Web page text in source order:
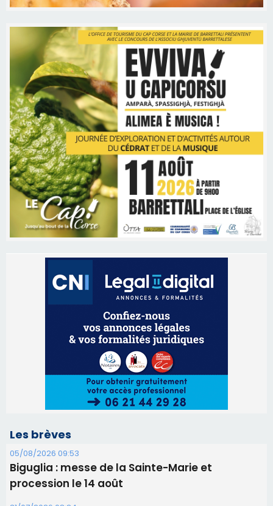
Les brèves
Biguglia : messe de la Sainte-Marie et
procession le 14 août
Tennis - Début ce week-end du tournoi du
82ème anniversaire de la disparition du
Commandant Antoine de Saint Exupery
30/07/2026 10:16
Lecci : I Messageri en concert gratuit jeudi soir